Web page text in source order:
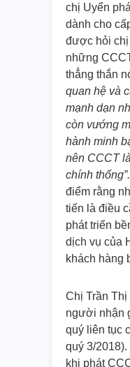
chị Uyển
dành cho
được hỏi chị
những
thẳng thắn
quan hệ và
mạnh dạn
còn vướng
hành minh
nên CCCT
chính thống”.
điểm rằng
tiến là điều
phát triển
dịch vụ của
khách hàng
Chị Trần Thị
người nhận
quý liên tục
quý 3/
khi phát